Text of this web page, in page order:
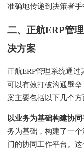
准确地传递到决策者手
二、正航ERP管
决方案
正航ERP管理系统通
可以有效打破沟通壁
案主要包括以下几个方
以业务为基础构建协同
务为基础，构建了一
门的协同工作平台。